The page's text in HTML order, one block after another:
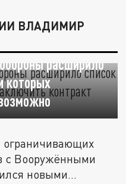
ВЛАДИМИР
расширило
которых
ограничивающих
с Вооружёнными
новыми...